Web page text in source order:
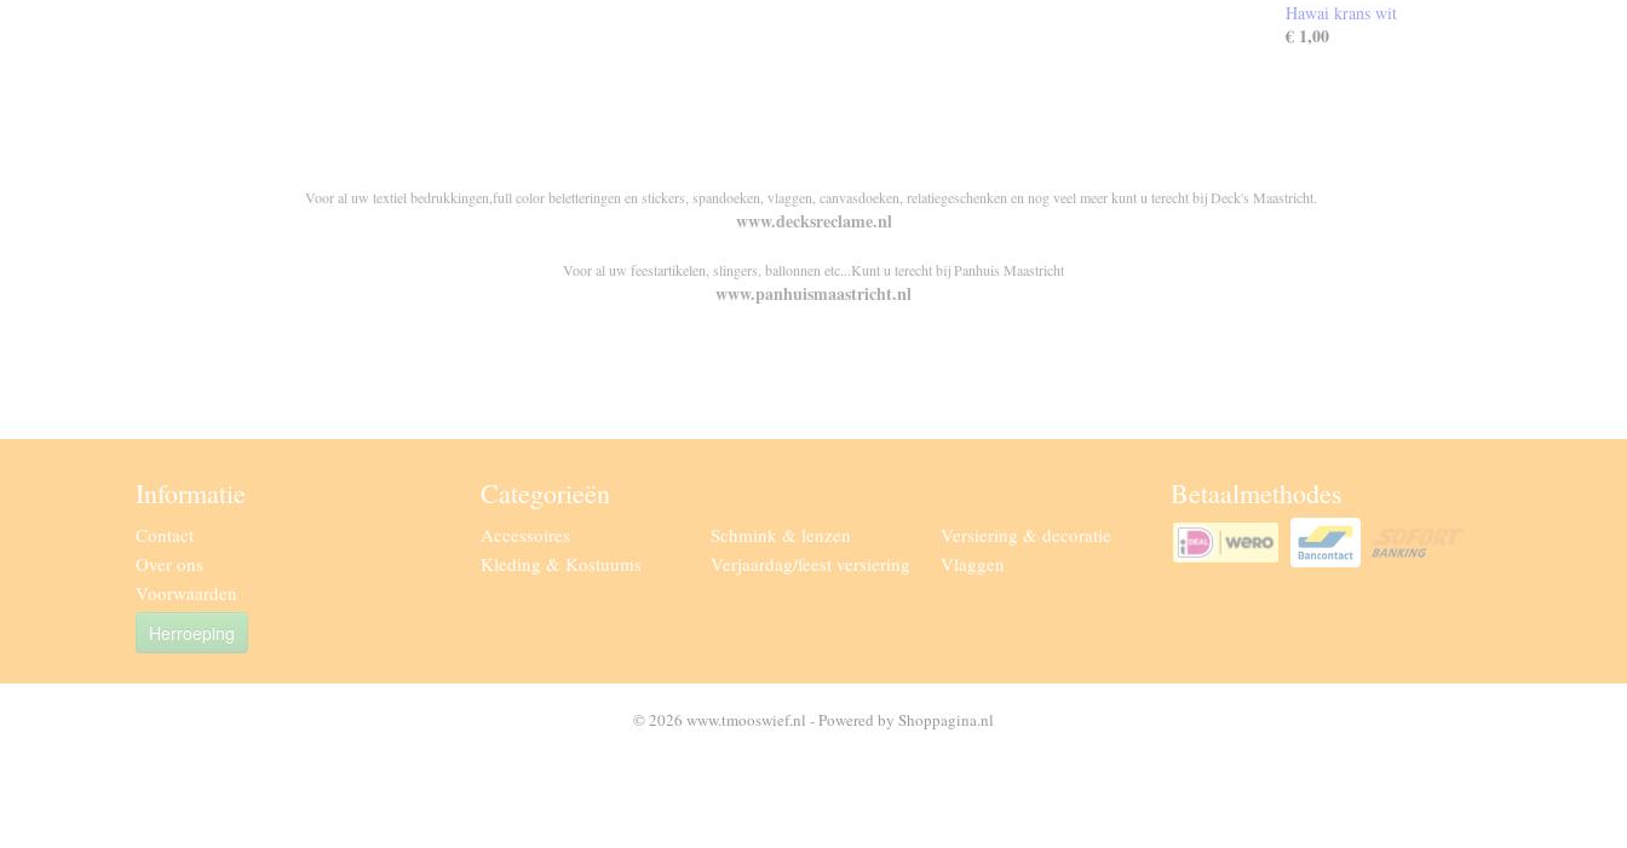
Hawai krans wit
€ 1,00
Voor al uw textiel bedrukkingen,full color beletteringen en stickers, spandoeken, vlaggen, canvasdoeken, relatiegeschenken en nog veel meer kunt u terecht bij Deck's Maastricht.
www.decksreclame.nl
Voor al uw feestartikelen, slingers, ballonnen etc...Kunt u terecht bij Panhuis Maastricht
www.panhuismaastricht.nl
Informatie
Contact
Over ons
Voorwaarden
Herroeping
Categorieën
Accessoires
Kleding & Kostuums
Schmink & lenzen
Verjaardag/feest versiering
Versiering & decoratie
Vlaggen
Betaalmethodes
© 2026 www.tmooswief.nl - Powered by Shoppagina.nl